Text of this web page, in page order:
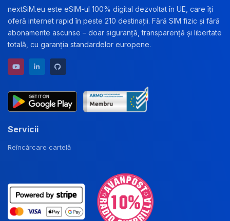
nextSiM.eu este eSIM-ul 100% digital dezvoltat în UE, care îți
oferă internet rapid în peste 210 destinații. Fără SIM fizic și fără
abonamente ascunse – doar siguranță, transparență și libertate
totală, cu garanția standardelor europene.
YouTube channel
LinkedIn profile
Servicii
Reîncărcare cartelă